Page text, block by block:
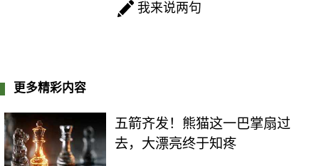
我来说两句
更多精彩内容
五箭齐发！熊猫这一巴掌扇过
去，大漂亮终于知疼